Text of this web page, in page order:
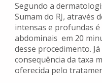
Segundo a
Sumam do RJ, através
intensas e profundas
abdominais em 20
desse procedimento.
consequência da taxa
oferecida pelo